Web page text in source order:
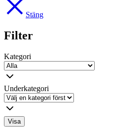
Stäng
Filter
Kategori
Underkategori
Visa